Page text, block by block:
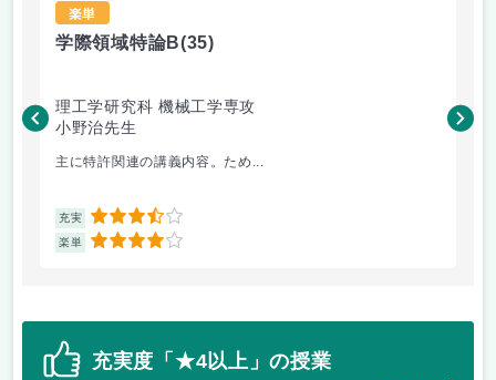
楽単
学際領域特論B(35)
理工学研究科 機械工学専攻
小野治先生
主に特許関連の講義内容。ため...
充実 3.5
楽単 4
小
充実度「★4以上」の授業